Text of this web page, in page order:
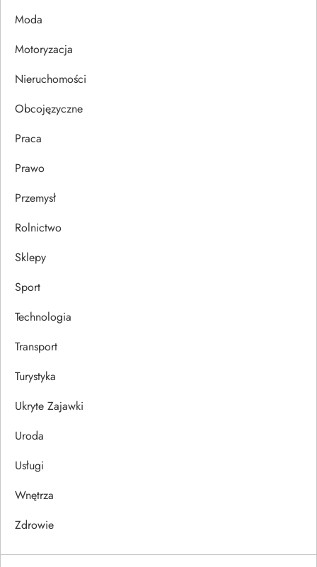
s
u
Moda
Motoryzacja
Nieruchomości
Obcojęzyczne
Praca
Prawo
Przemysł
Rolnictwo
Sklepy
Sport
Technologia
Transport
Turystyka
Ukryte Zajawki
Uroda
Usługi
Wnętrza
Zdrowie